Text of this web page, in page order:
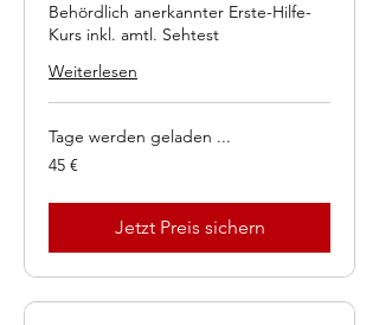
Behördlich anerkannter Erste-Hilfe-
Kurs inkl. amtl. Sehtest
Weiterlesen
Tage werden geladen ...
45
Euro
45 €
Jetzt Preis sichern